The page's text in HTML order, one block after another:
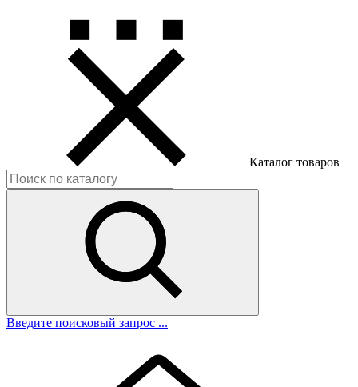
Каталог товаров
Введите поисковый запрос ...